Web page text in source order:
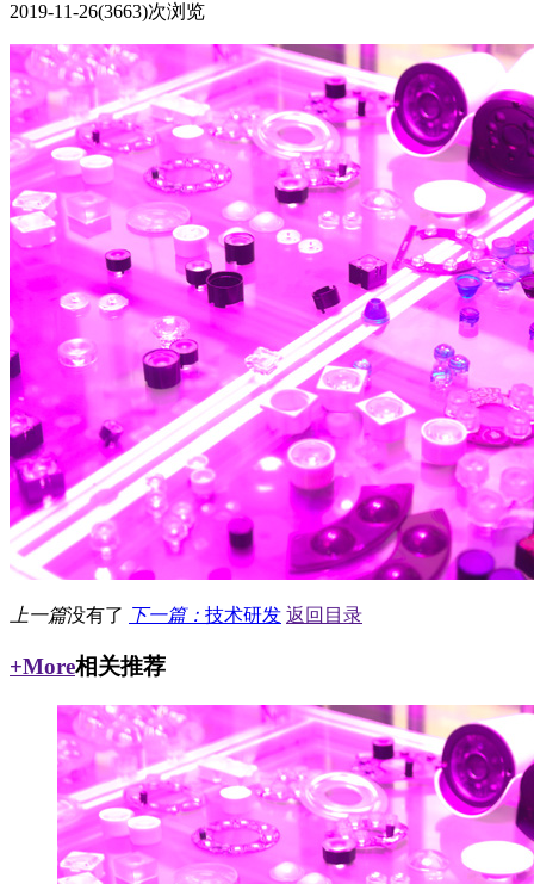
2019-11-26(3663)次浏览
上一篇没有了 下一篇： 技术研发 返回目录
+More相关推荐